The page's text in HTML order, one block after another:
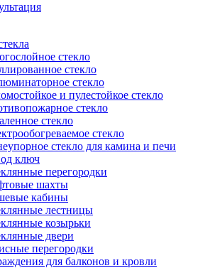
стекло
стекло
стекло
и пулестойкое стекло
стекло
стекло
стекло
стекло для камина и печи
ключ
перегородки
шахты
кабины
лестницы
козырьки
двери
перегородки
для балконов и кровли